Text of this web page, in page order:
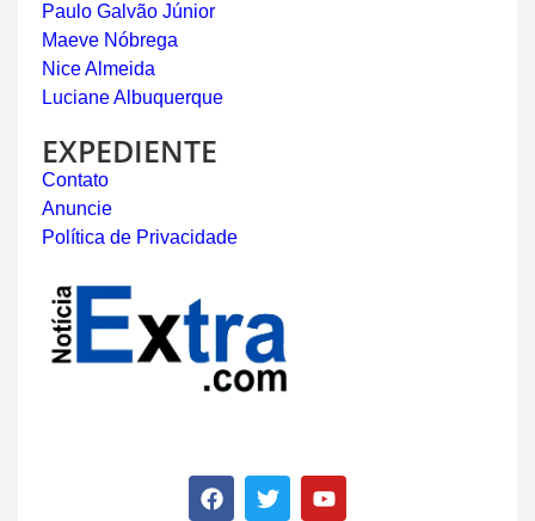
Paulo Galvão Júnior
Maeve Nóbrega
Nice Almeida
Luciane Albuquerque
EXPEDIENTE
Contato
Anuncie
Política de Privacidade